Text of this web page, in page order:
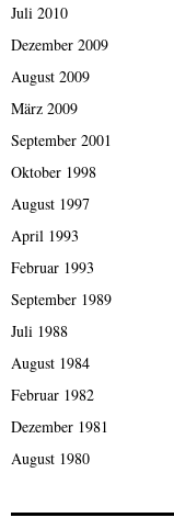
Juli 2010
Dezember 2009
August 2009
März 2009
September 2001
Oktober 1998
August 1997
April 1993
Februar 1993
September 1989
Juli 1988
August 1984
Februar 1982
Dezember 1981
August 1980